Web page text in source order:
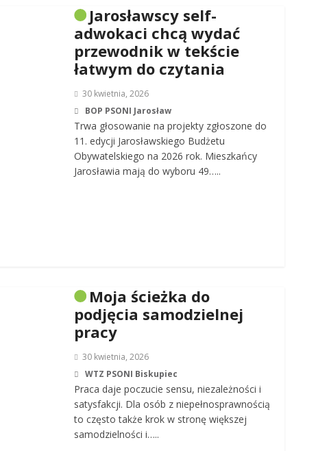
Jarosławscy self-
adwokaci chcą wydać
przewodnik w tekście
łatwym do czytania
30 kwietnia, 2026
BOP PSONI Jarosław
Trwa głosowanie na projekty zgłoszone do
11. edycji Jarosławskiego Budżetu
Obywatelskiego na 2026 rok. Mieszkańcy
Jarosławia mają do wyboru 49…..
Moja ścieżka do
podjęcia samodzielnej
pracy
30 kwietnia, 2026
WTZ PSONI Biskupiec
Praca daje poczucie sensu, niezależności i
satysfakcji. Dla osób z niepełnosprawnością
to często także krok w stronę większej
samodzielności i…..